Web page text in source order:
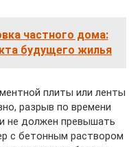
частного дома:
будущего жилья
плиты или ленты
разрыв по времени
не должен превышать
с бетонным раствором